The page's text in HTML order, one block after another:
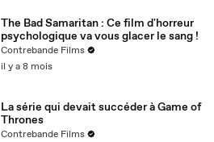
The Bad Samaritan : Ce film d'horreur
psychologique va vous glacer le sang !
Contrebande Films
il y a 8 mois
La série qui devait succéder à Game of
Thrones
Contrebande Films